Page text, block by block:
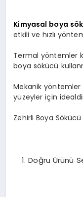
Kimyasal boya
etkili ve hızlı
Termal yöntemler
boya sökücü
Mekanik
yüzeyler için
Zehirli Boya Sökücü
Doğru Ürünü